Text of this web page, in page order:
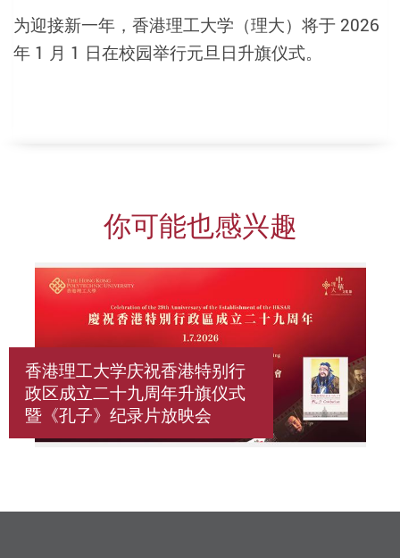
为迎接新一年，香港理工大学（理大）将于 2026
年 1 月 1 日在校园举行元旦日升旗仪式。
你可能也感兴趣
香港理工大学庆祝香港特别行
政区成立二十九周年升旗仪式
暨《孔子》纪录片放映会